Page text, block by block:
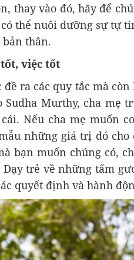
thay vào đó, hãy để
thể nuôi dưỡng sự tự
thân.
việc tốt
ra các quy tắc mà còn
Murthy, cha mẹ
Nếu cha mẹ muốn
những giá trị đó cho
bạn muốn chúng có,
trẻ về những tấm
quyết định và hành